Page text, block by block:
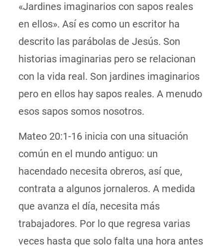
«Jardines imaginarios con sapos reales
en ellos». Así es como un escritor ha
descrito las parábolas de Jesús. Son
historias imaginarias pero se relacionan
con la vida real. Son jardines imaginarios
pero en ellos hay sapos reales. A menudo
esos sapos somos nosotros.
Mateo 20:1-16 inicia con una situación
común en el mundo antiguo: un
hacendado necesita obreros, así que,
contrata a algunos jornaleros. A medida
que avanza el día, necesita más
trabajadores. Por lo que regresa varias
veces hasta que solo falta una hora antes